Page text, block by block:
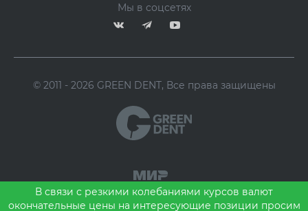
Мы в соцсетях
© 2011 - 2026 GREEN DENT, Все права защищены
В связи с резкими колебаниями курсов валют
окончательные цены на интересующие позиции просим